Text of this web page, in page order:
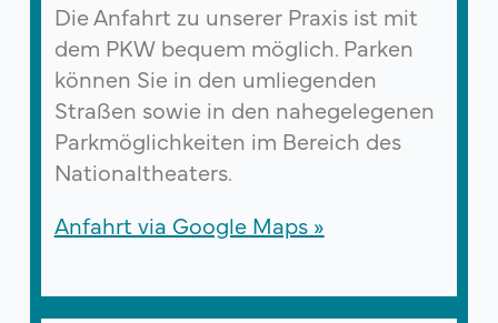
Die Anfahrt zu unserer Praxis ist mit
dem PKW bequem möglich. Parken
können Sie in den umliegenden
Straßen sowie in den nahegelegenen
Parkmöglichkeiten im Bereich des
Nationaltheaters.
Anfahrt via Google Maps »